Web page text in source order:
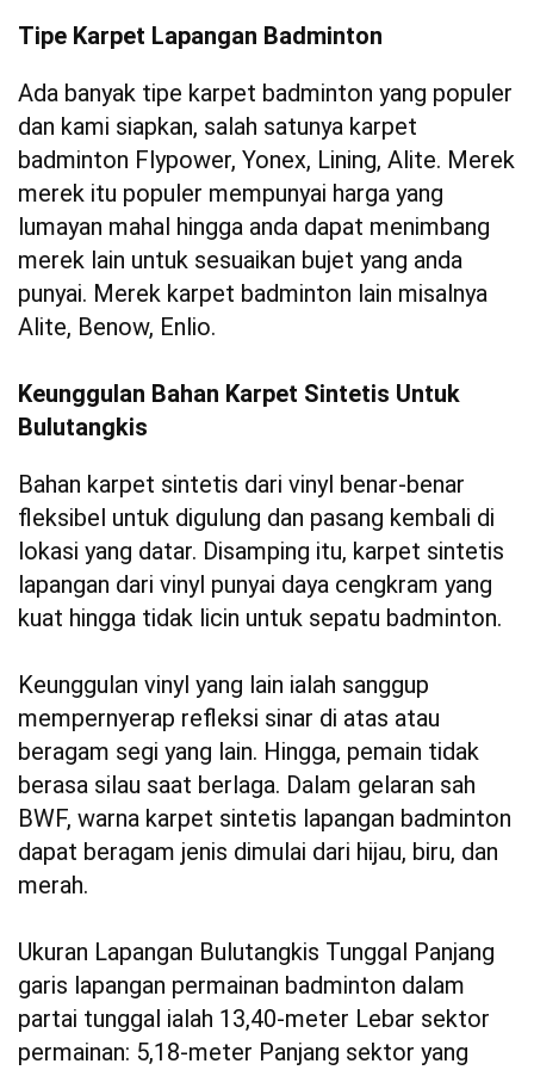
Tipe Karpet Lapangan Badminton
Ada banyak tipe karpet badminton yang populer
dan kami siapkan, salah satunya karpet
badminton Flypower, Yonex, Lining, Alite. Merek
merek itu populer mempunyai harga yang
lumayan mahal hingga anda dapat menimbang
merek lain untuk sesuaikan bujet yang anda
punyai. Merek karpet badminton lain misalnya
Alite, Benow, Enlio.
Keunggulan Bahan Karpet Sintetis Untuk
Bulutangkis
Bahan karpet sintetis dari vinyl benar-benar
fleksibel untuk digulung dan pasang kembali di
lokasi yang datar. Disamping itu, karpet sintetis
lapangan dari vinyl punyai daya cengkram yang
kuat hingga tidak licin untuk sepatu badminton.
Keunggulan vinyl yang lain ialah sanggup
mempernyerap refleksi sinar di atas atau
beragam segi yang lain. Hingga, pemain tidak
berasa silau saat berlaga. Dalam gelaran sah
BWF, warna karpet sintetis lapangan badminton
dapat beragam jenis dimulai dari hijau, biru, dan
merah.
Ukuran Lapangan Bulutangkis Tunggal Panjang
garis lapangan permainan badminton dalam
partai tunggal ialah 13,40-meter Lebar sektor
permainan: 5,18-meter Panjang sektor yang